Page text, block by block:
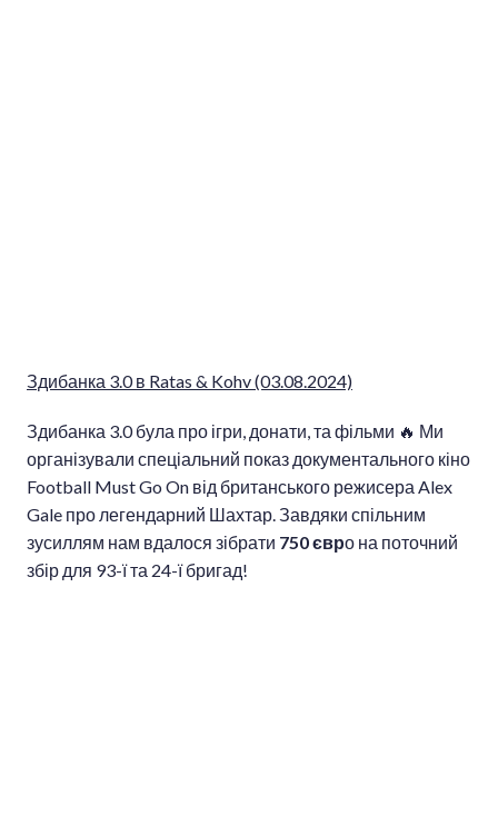
Здибанка 3.0 в Ratas & Kohv (03.08.2024)
Здибанка 3.0 була про ігри, донати, та фільми 🔥 Ми
організували спеціальний показ документального кіно
Football Must Go On від британського режисера Alex
Gale про легендарний Шахтар. Завдяки спільним
зусиллям нам вдалося зібрати 750 євро на поточний
збір для 93-ї та 24-ї бригад!